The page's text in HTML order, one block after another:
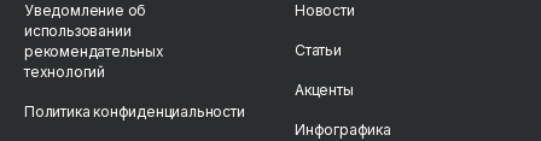
Уведомление об
использовании
рекомендательных
технологий
Политика конфиденциальности
Новости
Статьи
Акценты
Инфографика